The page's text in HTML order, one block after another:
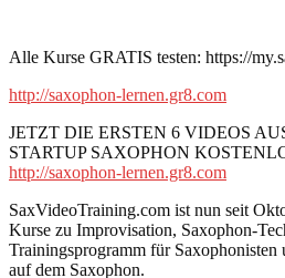
Alle Kurse GRATIS testen: https://
http://saxophon-lernen.gr8.com
JETZT DIE ERSTEN 6 VIDEOS
STARTUP SAXOPHON
http://saxophon-lernen.gr8.com
SaxVideoTraining.com ist nun seit
Kurse zu Improvisation, Saxophon-
Trainingsprogramm für
auf dem Saxophon.